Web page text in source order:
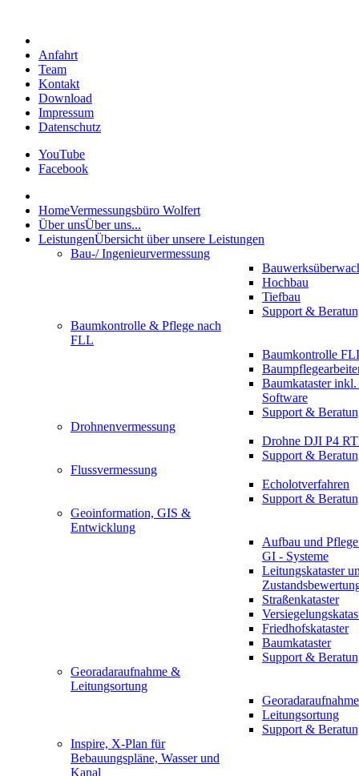
Anfahrt
Team
Kontakt
Download
Impressum
Datenschutz
YouTube
Facebook
HomeVermessungsbüro Wolfert
Über unsÜber uns...
LeistungenÜbersicht über unsere Leistungen
Bau-/ Ingenieurvermessung
Hochbau
Tiefbau
Support &
Baumkontrolle & Pflege nach
FLL
Baumkontrolle
Baumkataster
Software
Support &
Drohnenvermessung
Drohne DJI P4
Support &
Flussvermessung
Echolotverfahren
Support &
Geoinformation, GIS &
Entwicklung
Aufbau und
GI - Systeme
Leitungskataster
Straßenkataster
Friedhofskataster
Baumkataster
Support &
Georadaraufnahme &
Leitungsortung
Georadaraufnahme
Leitungsortung
Support &
Inspire, X-Plan für
Bebauungspläne, Wasser und
Kanal